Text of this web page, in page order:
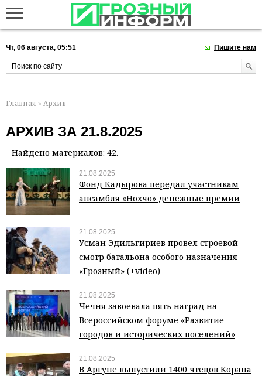
Чт, 06 августа, 05:51 Пишите нам
Главная » Архив
АРХИВ ЗА 21.8.2025
Найдено материалов: 42.
21.08.2025
Фонд Кадырова передал участникам
ансамбля «Нохчо» денежные премии
21.08.2025
Усман Эдильгириев провел строевой
смотр батальона особого назначения
«Грозный» (+video)
21.08.2025
Чечня завоевала пять наград на
Всероссийском форуме «Развитие
городов и исторических поселений»
21.08.2025
В Аргуне выпустили 1400 чтецов Корана